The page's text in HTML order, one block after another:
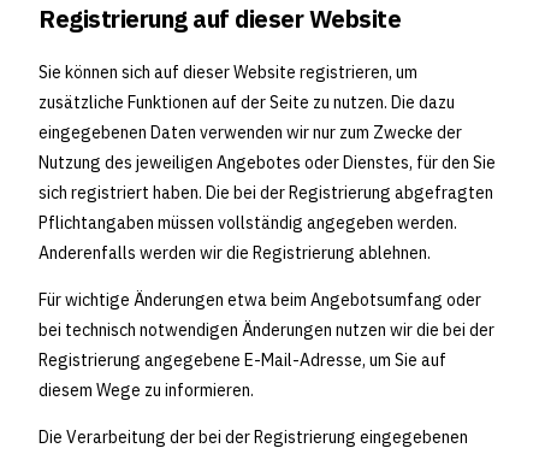
Registrierung auf dieser Website
Sie können sich auf dieser Website registrieren, um
zusätzliche Funktionen auf der Seite zu nutzen. Die dazu
eingegebenen Daten verwenden wir nur zum Zwecke der
Nutzung des jeweiligen Angebotes oder Dienstes, für den Sie
sich registriert haben. Die bei der Registrierung abgefragten
Pflichtangaben müssen vollständig angegeben werden.
Anderenfalls werden wir die Registrierung ablehnen.
Für wichtige Änderungen etwa beim Angebotsumfang oder
bei technisch notwendigen Änderungen nutzen wir die bei der
Registrierung angegebene E-Mail-Adresse, um Sie auf
diesem Wege zu informieren.
Die Verarbeitung der bei der Registrierung eingegebenen